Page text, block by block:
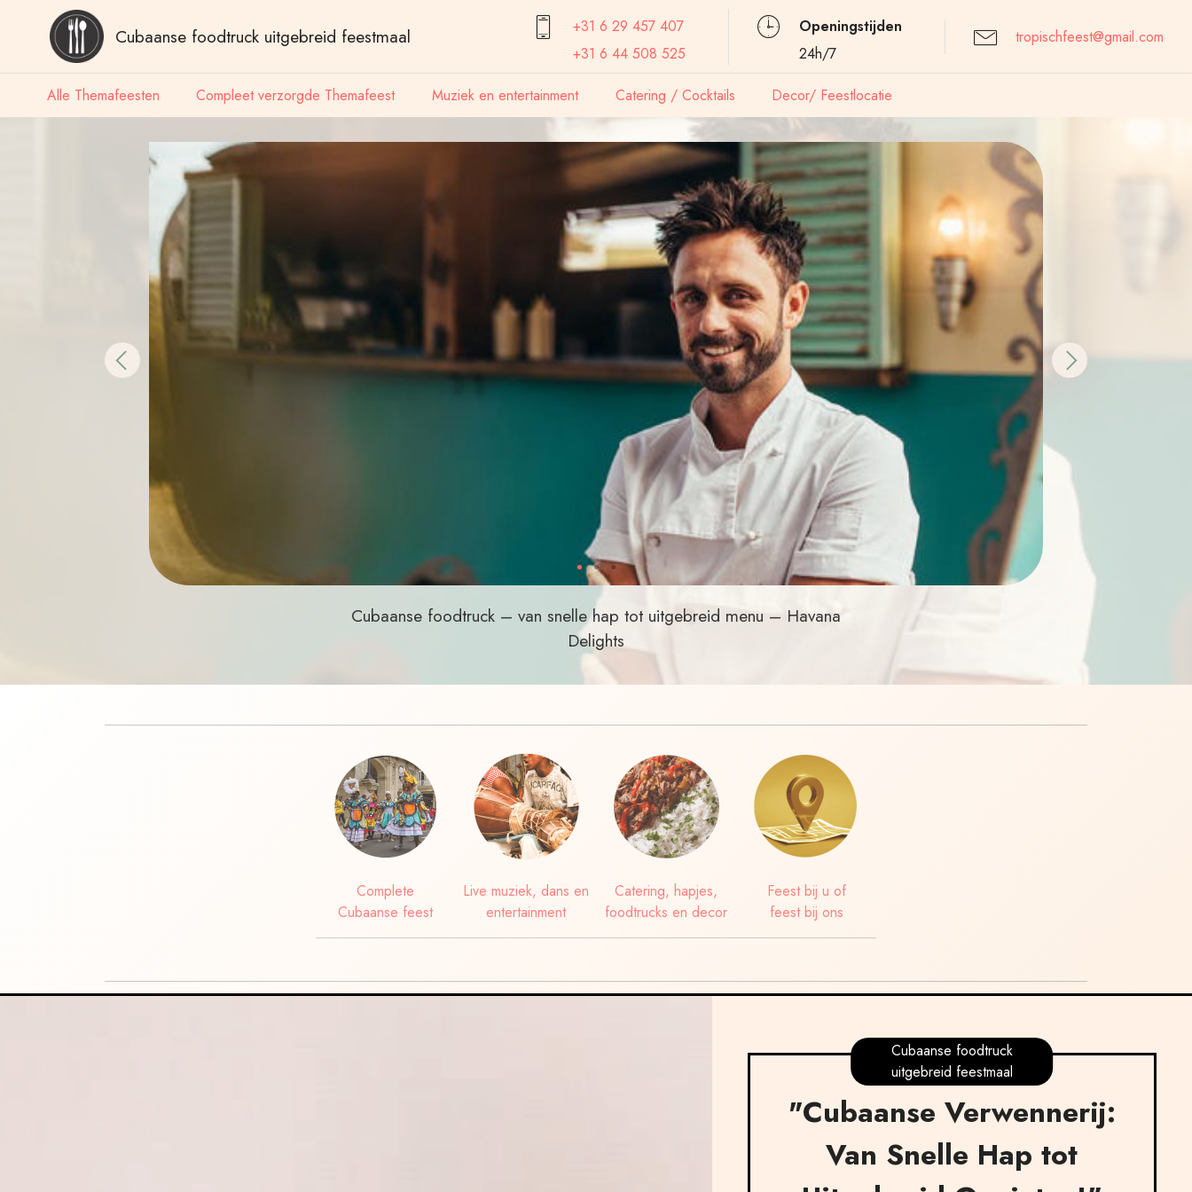
Cubaanse foodtruck uitgebreid feestmaal +31 6 29 457 407
+31 6 44 508 525
Openingstijden
24h/7
tropischfeest@gmail.com
Alle Themafeesten Compleet verzorgde Themafeest Muziek en entertainment Catering / Cocktails Decor/ Feestlocatie
Cubaanse foodtruck – van snelle hap tot uitgebreid menu – Havana
Delights
Previous Next
Complete
Cubaanse feest
Live muziek, dans en
entertainment
Catering, hapjes,
foodtrucks en decor
Feest bij u of
feest bij ons
Cubaanse foodtruck
uitgebreid feestmaal
"Cubaanse Verwennerij:
Van Snelle Hap tot